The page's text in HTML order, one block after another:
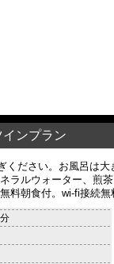
ンプラン
ください。お風呂は大
ラルウォーター、煎
料朝食付。wi-fi接続無